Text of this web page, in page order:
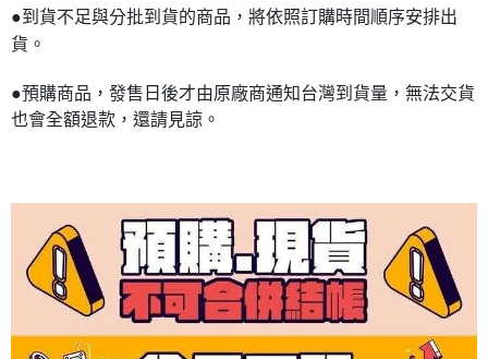
●到貨不足與分批到貨的商品，將依照訂購時間順序安排出
貨。
●預購商品，發售日後才由原廠商通知台灣到貨量，無法交貨
也會全額退款，還請見諒。